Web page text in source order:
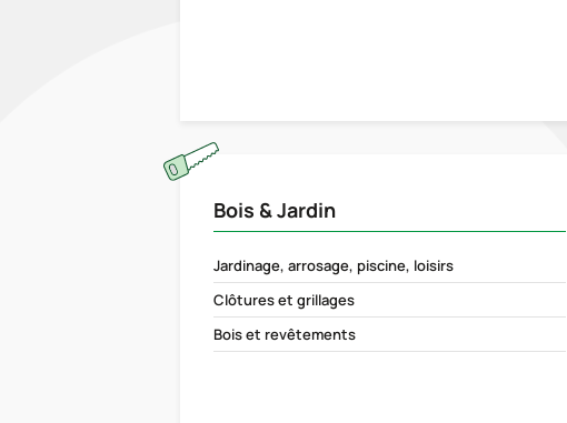
Bois & Jardin
Jardinage, arrosage, piscine, loisirs
Clôtures et grillages
Bois et revêtements